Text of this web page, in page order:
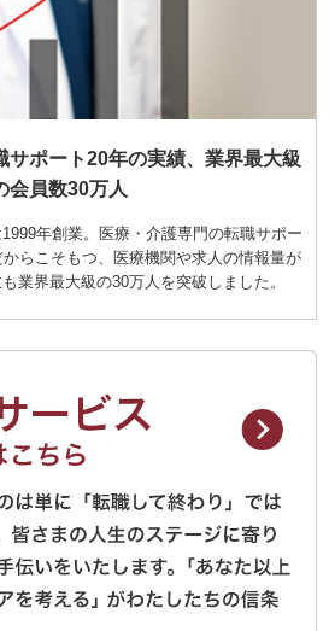
サポート20年の実績、業界最大級
会員数30万人
年創業。医療・介護専門の転職サポー
らこそもつ、医療機関や求人の情報量が
業界最大級の30万人を突破しました。